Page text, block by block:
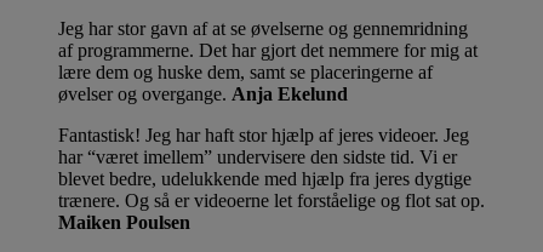
Jeg har stor gavn af at se øvelserne og gennemridning
af programmerne. Det har gjort det nemmere for mig at
lære dem og huske dem, samt se placeringerne af
øvelser og overgange. Anja Ekelund
Fantastisk! Jeg har haft stor hjælp af jeres videoer. Jeg
har “været imellem” undervisere den sidste tid. Vi er
blevet bedre, udelukkende med hjælp fra jeres dygtige
trænere. Og så er videoerne let forståelige og flot sat op.
Maiken Poulsen